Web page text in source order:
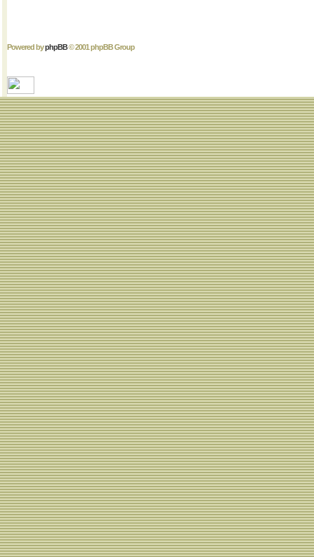
Powered byphpBB© 2001 phpBB Group